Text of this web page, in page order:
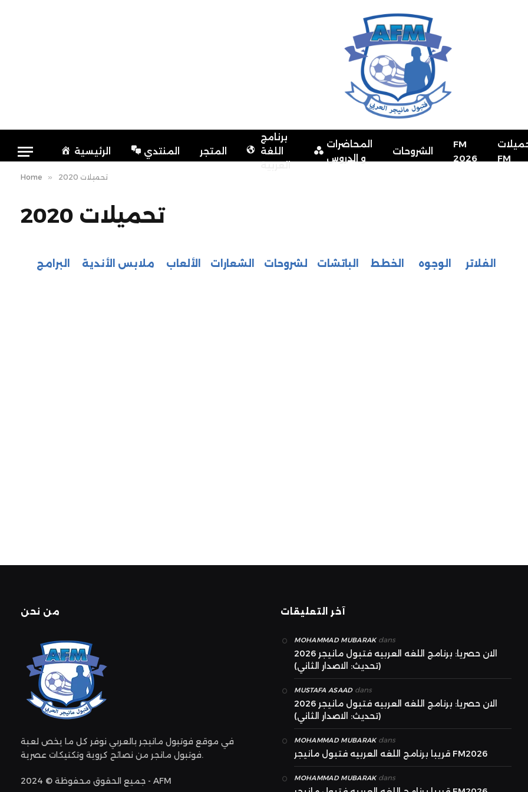
الرئيسية المنتدي المتجر
برنامج
اللغة
العربية
المحاضرات
و الدروس
الشروحات
FM
2026
FM
Home » تحميلات 2020
تحميلات 2020
الفلاتر الوجوه الخطط الباتشات لشروحات الشعارات الألعاب ملابس الأندية البرامج
من نحن
في موقع فوتبول مانيجر بالعربي نوفر كل ما يخص لعبة
فوتبول مانجر من نصائح كروية وتكتيكات عصرية.
جميع الحقوق محفوظة © 2024 - AFM
آخر التعليقات
MOHAMMAD MUBARAKdans
الان حصريا: برنامج اللغه العربيه فتبول مانيجر 2026
(تحديث: الاصدار الثاني)
MUSTAFA ASAADdans
الان حصريا: برنامج اللغه العربيه فتبول مانيجر 2026
(تحديث: الاصدار الثاني)
MOHAMMAD MUBARAKdans
قريبا برنامج اللغه العربيه فتبول مانيجر FM2026
MOHAMMAD MUBARAKdans